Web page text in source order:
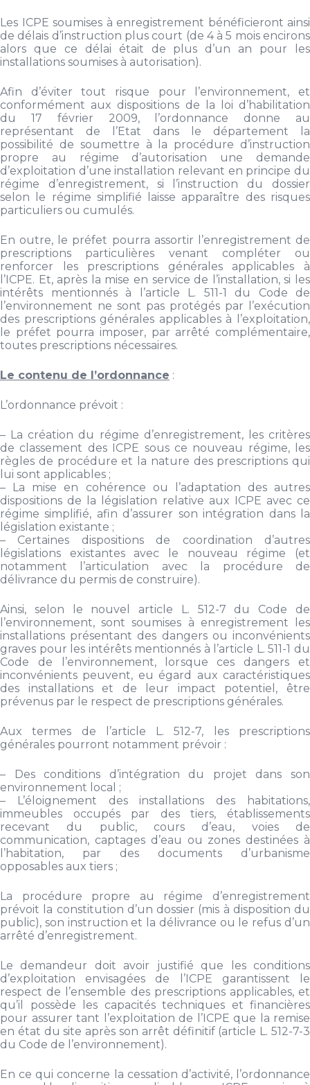
Les ICPE soumises à enregistrement bénéficieront ainsi
de délais d’instruction plus court (de 4 à 5 mois encirons
alors que ce délai était de plus d’un an pour les
installations soumises à autorisation).
Afin d’éviter tout risque pour l’environnement, et
conformément aux dispositions de la loi d’habilitation
du 17 février 2009, l’ordonnance donne au
représentant de l’Etat dans le département la
possibilité de soumettre à la procédure d’instruction
propre au régime d’autorisation une demande
d’exploitation d’une installation relevant en principe du
régime d’enregistrement, si l’instruction du dossier
selon le régime simplifié laisse apparaître des risques
particuliers ou cumulés.
En outre, le préfet pourra assortir l’enregistrement de
prescriptions particulières venant compléter ou
renforcer les prescriptions générales applicables à
l’ICPE. Et, après la mise en service de l’installation, si les
intérêts mentionnés à l’article L. 511-1 du Code de
l’environnement ne sont pas protégés par l’exécution
des prescriptions générales applicables à l’exploitation,
le préfet pourra imposer, par arrêté complémentaire,
toutes prescriptions nécessaires.
Le contenu de l’ordonnance :
L’ordonnance prévoit :
– La création du régime d’enregistrement, les critères
de classement des ICPE sous ce nouveau régime, les
règles de procédure et la nature des prescriptions qui
lui sont applicables ;
– La mise en cohérence ou l’adaptation des autres
dispositions de la législation relative aux ICPE avec ce
régime simplifié, afin d’assurer son intégration dans la
législation existante ;
– Certaines dispositions de coordination d’autres
législations existantes avec le nouveau régime (et
notamment l’articulation avec la procédure de
délivrance du permis de construire).
Ainsi, selon le nouvel article L. 512-7 du Code de
l’environnement, sont soumises à enregistrement les
installations présentant des dangers ou inconvénients
graves pour les intérêts mentionnés à l’article L. 511-1 du
Code de l’environnement, lorsque ces dangers et
inconvénients peuvent, eu égard aux caractéristiques
des installations et de leur impact potentiel, être
prévenus par le respect de prescriptions générales.
Aux termes de l’article L. 512-7, les prescriptions
générales pourront notamment prévoir :
– Des conditions d’intégration du projet dans son
environnement local ;
– L’éloignement des installations des habitations,
immeubles occupés par des tiers, établissements
recevant du public, cours d’eau, voies de
communication, captages d’eau ou zones destinées à
l’habitation, par des documents d’urbanisme
opposables aux tiers ;
La procédure propre au régime d’enregistrement
prévoit la constitution d’un dossier (mis à disposition du
public), son instruction et la délivrance ou le refus d’un
arrêté d’enregistrement.
Le demandeur doit avoir justifié que les conditions
d’exploitation envisagées de l’ICPE garantissent le
respect de l’ensemble des prescriptions applicables, et
qu’il possède les capacités techniques et financières
pour assurer tant l’exploitation de l’ICPE que la remise
en état du site après son arrêt définitif (article L. 512-7-3
du Code de l’environnement).
En ce qui concerne la cessation d’activité, l’ordonnance